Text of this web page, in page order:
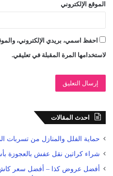
الموقع الإلكتروني
احفظ اسمي، بريدي الإلكتروني،
لاستخدامها المرة المقبلة في تعليقي.
احدث المقالات
حماية الفلل والمنازل من تسربات
شراء كراتين نقل عفش بالعجوزة بأسعار
أفضل عروض كذا – أفضل سعر